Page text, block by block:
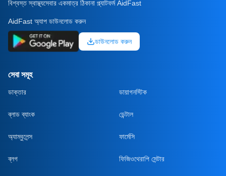
বিশ্বস্ত স্বাস্থ্যসেবার একমাত্র ঠিকানা প্ল্যাটফর্ম AidFast
AidFast অ্যাপ ডাউনলোড করুন
ডাউনলোড করুন
সেবা সমূহ
ডাক্তার ডায়াগনস্টিক
ব্লাড ব্যাংক ডেন্টাল
অ্যাম্বুলেন্স ফার্মেসি
ব্লগ ফিজিওথেরাপি সেন্টার